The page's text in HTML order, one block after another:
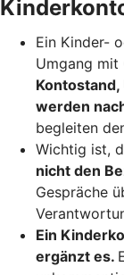
Ein Kinder-
Umgang mit
werden
begleiten
Wichtig ist,
nicht den
Gespräche
Ein
ergänzt es.